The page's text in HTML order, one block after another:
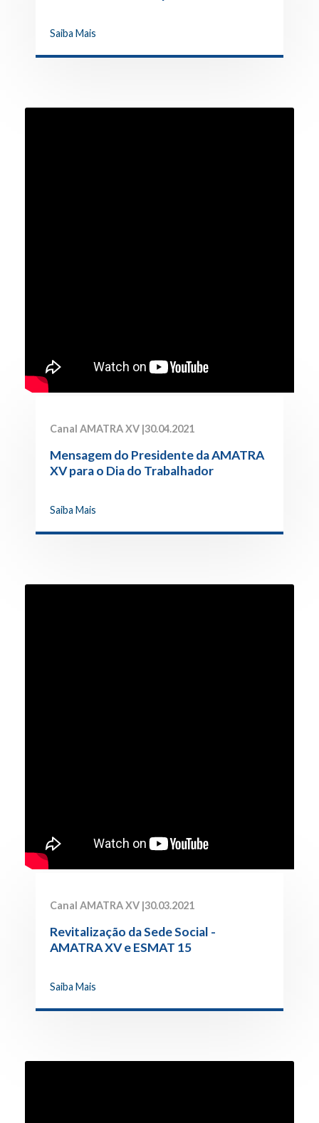
Saiba Mais
Canal AMATRA XV |30.04.2021
Mensagem do Presidente da AMATRA
XV para o Dia do Trabalhador
Saiba Mais
Canal AMATRA XV |30.03.2021
Revitalização da Sede Social -
AMATRA XV e ESMAT 15
Saiba Mais